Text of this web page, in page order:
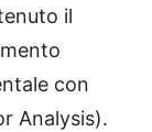
il
con
Analysis).